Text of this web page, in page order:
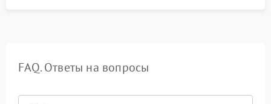
FAQ. Ответы на вопросы